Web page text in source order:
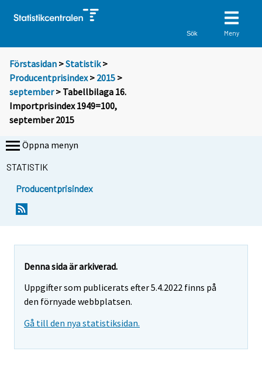
Sök Meny
Förstasidan >Statistik >
Producentprisindex> 2015 >
september> Tabellbilaga 16.
Importprisindex 1949=100,
september 2015
Öppna menyn
STATISTIK
Producentprisindex
Denna sida är arkiverad.
Uppgifter som publicerats efter 5.4.2022 finns på
den förnyade webbplatsen.
Gå till den nya statistiksidan.